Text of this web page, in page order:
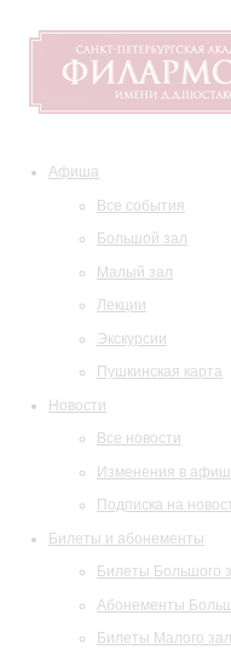
Афиша
Все события
Большой зал
Малый зал
Лекции
Экскурсии
Пушкинская карта
Новости
Все новости
Изменения в
Подписка на
Билеты и абонементы
Билеты Большого
Абонементы
Билеты Малого